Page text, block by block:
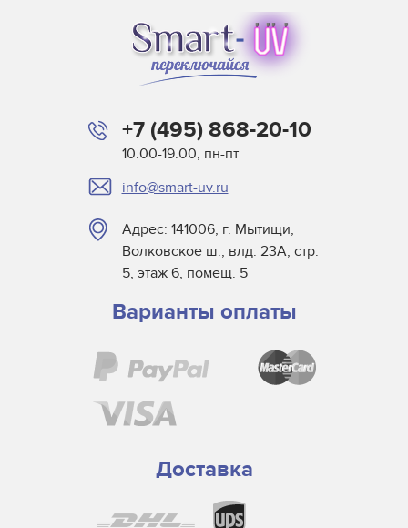
Jelight
Johnson and Allen
Loctite
Miltec
Nordson
NuArc
Primarc
SCH Technologies
Ushio
UV Light Technology
Vitatec
Yumex
+7 (495) 868-20-10
10.00-19.00, пн-пт
info@smart-uv.ru
Адрес: 141006, г. Мытищи,
Волковское ш., влд. 23А, стр.
5, этаж 6, помещ. 5
Варианты оплаты
Доставка